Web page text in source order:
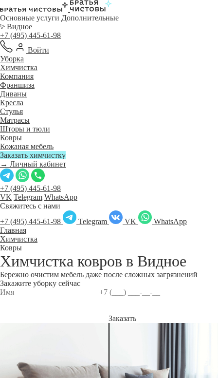
Основные услуги Дополнительные
Видное
+7 (495) 445-61-98
Войти
Уборка
Химчистка
Компания
Франшиза
Диваны
Кресла
Стулья
Матрасы
Шторы и тюли
Ковры
Кожаная мебель
Заказать химчистку
→ Личный кабинет
+7 (495) 445-61-98
VK Telegram WhatsApp
Свяжитесь с нами
+7 (495) 445-61-98
Telegram VK
WhatsApp
Главная
Химчистка
Ковры
Химчистка ковров в Видное
Бережно очистим мебель даже после сложных загрязнений
Закажите уборку сейчас
Заказать